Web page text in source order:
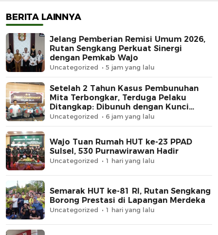
BERITA LAINNYA
Jelang Pemberian Remisi Umum 2026,
Rutan Sengkang Perkuat Sinergi
dengan Pemkab Wajo
Uncategorized 5 jam yang lalu
Setelah 2 Tahun Kasus Pembunuhan
Mita Terbongkar, Terduga Pelaku
Ditangkap: Dibunuh dengan Kunci
Roda, Uang Rp62 Juta Raib
Uncategorized 6 jam yang lalu
Wajo Tuan Rumah HUT ke-23 PPAD
Sulsel, 530 Purnawirawan Hadir
Uncategorized 1 hari yang lalu
Semarak HUT ke-81 RI, Rutan Sengkang
Borong Prestasi di Lapangan Merdeka
Uncategorized 1 hari yang lalu